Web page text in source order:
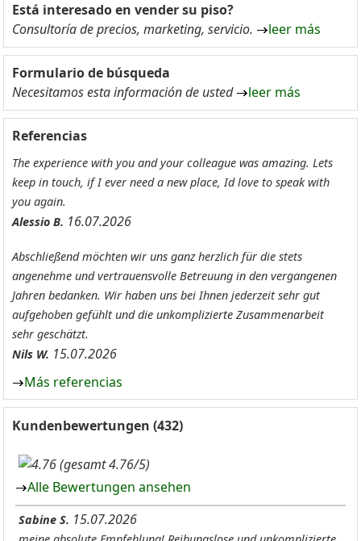
Está interesado en vender su piso?
Consultoría de precios, marketing, servicio.
leer más
Formulario de búsqueda
Necesitamos esta información de usted
leer más
Referencias
The experience with you and your colleague was amazing. Lets
keep in touch, if I ever need a new place, Id love to speak with
you again.
Alessio B. 16.07.2026
Abschließend möchten wir uns ganz herzlich für die stets
angenehme und vertrauensvolle Betreuung in den vergangenen
Jahren bedanken. Wir haben uns bei Ihnen jederzeit sehr gut
aufgehoben gefühlt und die unkomplizierte Zusammenarbeit
sehr geschätzt.
Nils W. 15.07.2026
Más referencias
Kundenbewertungen (432)
(gesamt 4.76/5)
Alle Bewertungen ansehen
Sabine S. 15.07.2026